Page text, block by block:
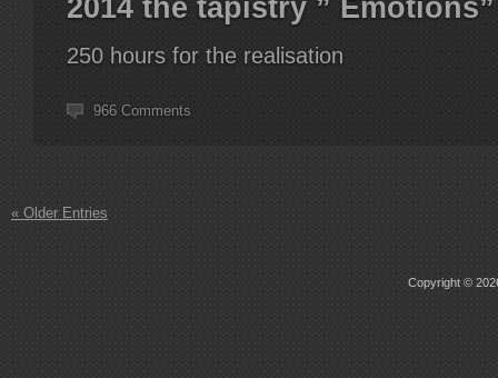
2014 the tapistry ” Emotions”
250 hours for the realisation
966 Comments
« Older Entries
Copyright ©